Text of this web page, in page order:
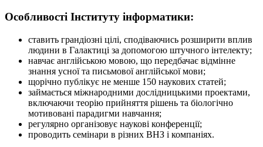
Особливості Інституту інформатики:
ставить грандіозні цілі, сподіваючись розширити вплив
людини в Галактиці за допомогою штучного інтелекту;
навчає англійською мовою, що передбачає відмінне
знання усної та письмової англійської мови;
щорічно публікує не менше 150 наукових статей;
займається міжнародними дослідницькими проектами,
включаючи теорію прийняття рішень та біологічно
мотивовані парадигми навчання;
регулярно організовує наукові конференції;
проводить семінари в різних ВНЗ і компаніях.